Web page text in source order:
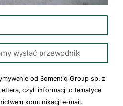
od Somentiq Group sp. z
czyli informacji o tematyce
komunikacji e-mail.